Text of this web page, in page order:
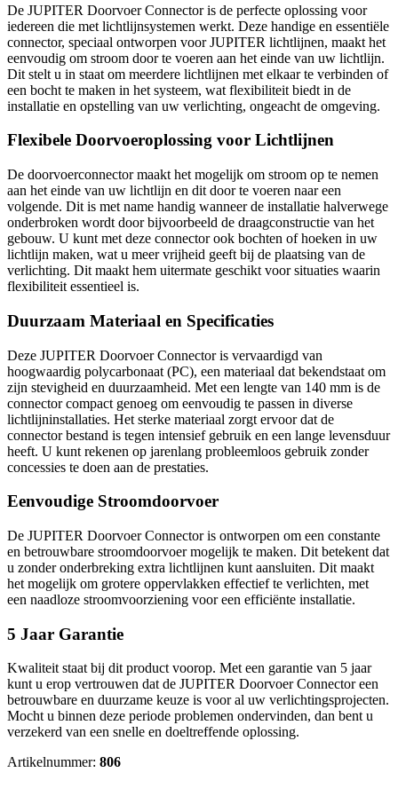
De JUPITER Doorvoer Connector is de perfecte oplossing voor
iedereen die met lichtlijnsystemen werkt. Deze handige en essentiële
connector, speciaal ontworpen voor JUPITER lichtlijnen, maakt het
eenvoudig om stroom door te voeren aan het einde van uw lichtlijn.
Dit stelt u in staat om meerdere lichtlijnen met elkaar te verbinden of
een bocht te maken in het systeem, wat flexibiliteit biedt in de
installatie en opstelling van uw verlichting, ongeacht de omgeving.
Flexibele Doorvoeroplossing voor Lichtlijnen
De doorvoerconnector maakt het mogelijk om stroom op te nemen
aan het einde van uw lichtlijn en dit door te voeren naar een
volgende. Dit is met name handig wanneer de installatie halverwege
onderbroken wordt door bijvoorbeeld de draagconstructie van het
gebouw. U kunt met deze connector ook bochten of hoeken in uw
lichtlijn maken, wat u meer vrijheid geeft bij de plaatsing van de
verlichting. Dit maakt hem uitermate geschikt voor situaties waarin
flexibiliteit essentieel is.
Duurzaam Materiaal en Specificaties
Deze JUPITER Doorvoer Connector is vervaardigd van
hoogwaardig polycarbonaat (PC), een materiaal dat bekendstaat om
zijn stevigheid en duurzaamheid. Met een lengte van 140 mm is de
connector compact genoeg om eenvoudig te passen in diverse
lichtlijninstallaties. Het sterke materiaal zorgt ervoor dat de
connector bestand is tegen intensief gebruik en een lange levensduur
heeft. U kunt rekenen op jarenlang probleemloos gebruik zonder
concessies te doen aan de prestaties.
Eenvoudige Stroomdoorvoer
De JUPITER Doorvoer Connector is ontworpen om een constante
en betrouwbare stroomdoorvoer mogelijk te maken. Dit betekent dat
u zonder onderbreking extra lichtlijnen kunt aansluiten. Dit maakt
het mogelijk om grotere oppervlakken effectief te verlichten, met
een naadloze stroomvoorziening voor een efficiënte installatie.
5 Jaar Garantie
Kwaliteit staat bij dit product voorop. Met een garantie van 5 jaar
kunt u erop vertrouwen dat de JUPITER Doorvoer Connector een
betrouwbare en duurzame keuze is voor al uw verlichtingsprojecten.
Mocht u binnen deze periode problemen ondervinden, dan bent u
verzekerd van een snelle en doeltreffende oplossing.
Artikelnummer: 806